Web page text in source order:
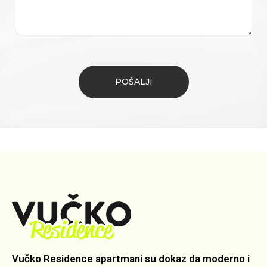
Vučko Residence apartmani su dokaz da moderno i